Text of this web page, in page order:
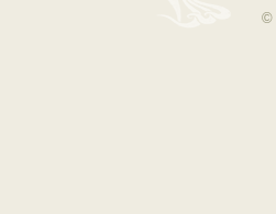
©